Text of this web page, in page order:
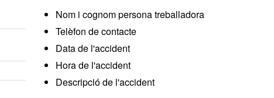
Nom i cognom persona treballadora
Telèfon de contacte
Data de l'accident
Hora de l'accident
Descripció de l'accident